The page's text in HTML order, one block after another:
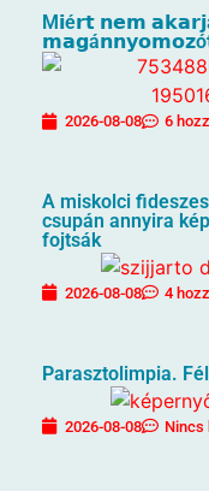
M𝗶é𝗿𝘁 𝗻𝗲𝗺
𝗺𝗮𝗴á𝗻𝗻𝘆𝗼𝗺𝗼𝘇ó𝘁
2026-08-08 6
A miskolci
csupán annyira
fojtsák
2026-08-08 4
Parasztolimpia.
2026-08-08 Nincs